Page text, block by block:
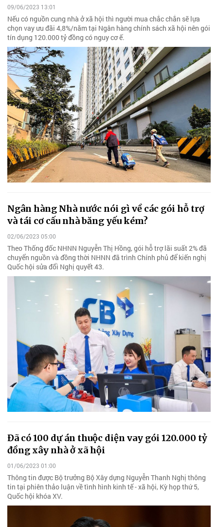
09/06/2023 13:01
Nếu có nguồn cung nhà ở xã hội thì người mua chắc chắn sẽ lựa
chọn vay ưu đãi 4,8%/năm tại Ngân hàng chính sách xã hội nên gói
tín dụng 120.000 tỷ đồng có nguy cơ ế.
Ngân hàng Nhà nước nói gì về các gói hỗ trợ
và tái cơ cấu nhà băng yếu kém?
02/06/2023 05:00
Theo Thống đốc NHNN Nguyễn Thị Hồng, gói hỗ trợ lãi suất 2% đã
chuyển nguồn và đồng thời NHNN đã trình Chính phủ để kiến nghị
Quốc hội sửa đổi Nghị quyết 43.
Đã có 100 dự án thuộc diện vay gói 120.000 tỷ
đồng xây nhà ở xã hội
01/06/2023 01:00
Thông tin được Bộ trưởng Bộ Xây dựng Nguyễn Thanh Nghị thông
tin tại phiên thảo luận về tình hình kinh tế - xã hội, Kỳ họp thứ 5,
Quốc hội khóa XV.